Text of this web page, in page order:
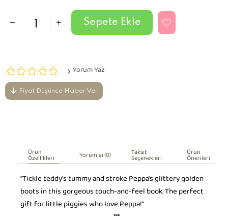
Yorum Yaz
Fiyat Düşünce Haber Ver
Ürün
Özellikleri Yorumlar(0) Taksit
Seçenekleri Ürün
Önerileri
"Tickle teddy's tummy and stroke Peppa's glittery golden
boots in this gorgeous touch-and-feel book. The perfect
gift for little piggies who love Peppa!"